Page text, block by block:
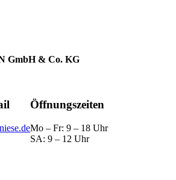
GmbH & Co. KG
Öffnungszeiten
Mo – Fr: 9 – 18 Uhr
SA: 9 – 12 Uhr